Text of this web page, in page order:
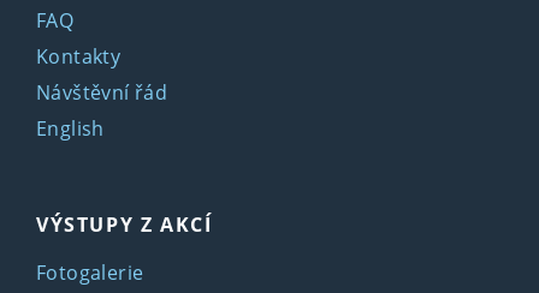
FAQ
Kontakty
Návštěvní řád
English
VÝSTUPY Z AKCÍ
Fotogalerie